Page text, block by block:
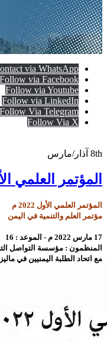
via WhatsApp
Follow via Facebook
Follow via Youtube
Follow via LinkedIn
Follow Via Telegram
Follow Via X
8th آذار/مارس
المؤتمر العلمي
المؤتمر العلمي الأول 2022 م
مؤتمر العلم والتنمية في اليمن
17 مارس 2022 م - الموعد : 16
المنظمون : مؤسسة التواصل
مع اتحاد الطلبة اليمنيين في